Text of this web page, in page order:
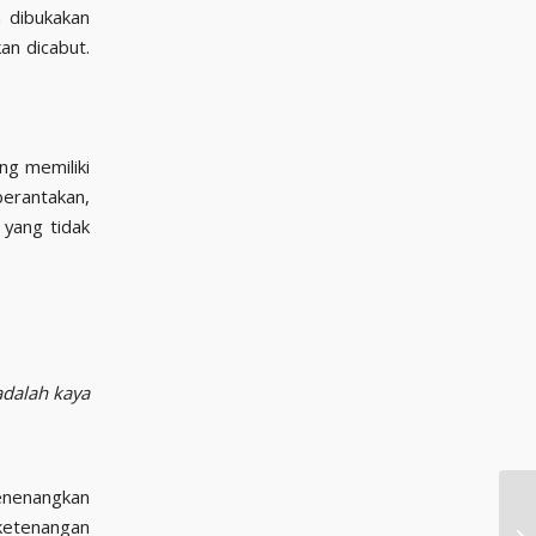
dicabut.
memiliki
tidak
kaya